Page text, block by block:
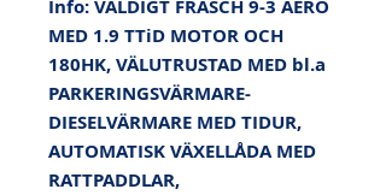
Info: VÄLDIGT FRÄSCH 9-3 AERO
MED 1.9 TTiD MOTOR OCH
180HK, VÄLUTRUSTAD MED bl.a
PARKERINGSVÄRMARE-
DIESELVÄRMARE MED TIDUR,
AUTOMATISK VÄXELLÅDA MED
RATTPADDLAR,